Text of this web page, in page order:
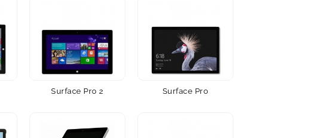
Surface Pro 2 Surface Pro